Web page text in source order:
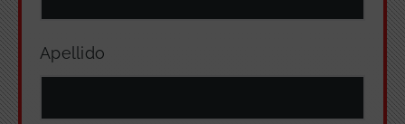
Apellido